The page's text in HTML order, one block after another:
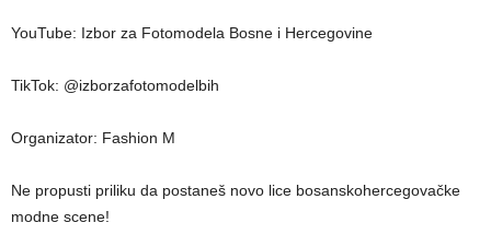
YouTube: Izbor za Fotomodela Bosne i Hercegovine
TikTok: @izborzafotomodelbih
Organizator: Fashion M
Ne propusti priliku da postaneš novo lice bosanskohercegovačke
modne scene!